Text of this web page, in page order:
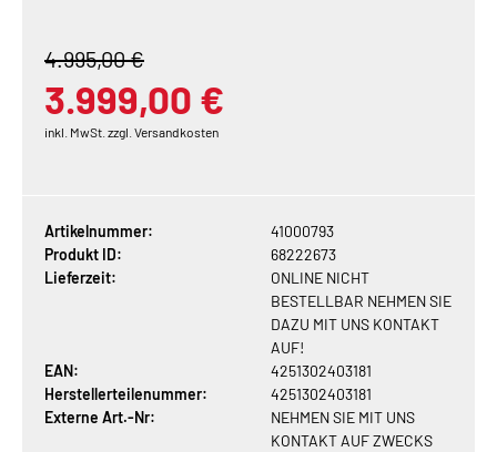
3.999,00 €
4.995,00 €
inkl. MwSt. zzgl. Versandkosten
Artikelnummer:
41000793
Produkt ID:
68222673
Lieferzeit:
ONLINE NICHT
BESTELLBAR NEHMEN SIE
DAZU MIT UNS KONTAKT
AUF!
EAN:
4251302403181
Herstellerteilenummer:
4251302403181
Externe Art.-Nr:
NEHMEN SIE MIT UNS
KONTAKT AUF ZWECKS